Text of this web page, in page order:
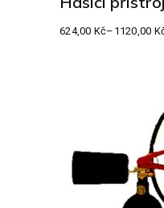
624,00 Kč– 1120,00
Rozpětí